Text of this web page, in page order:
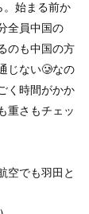
。始まる前か
全員中国の
のも中国の方
じない🥲なの
く時間がかか
重さもチェッ
空でも羽田と